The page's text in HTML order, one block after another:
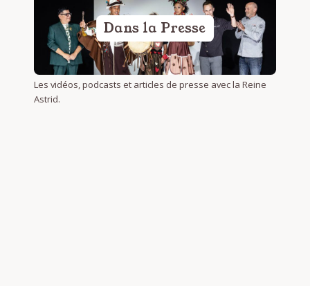
Dans la Presse
Les vidéos, podcasts et articles de presse avec la Reine
Astrid.